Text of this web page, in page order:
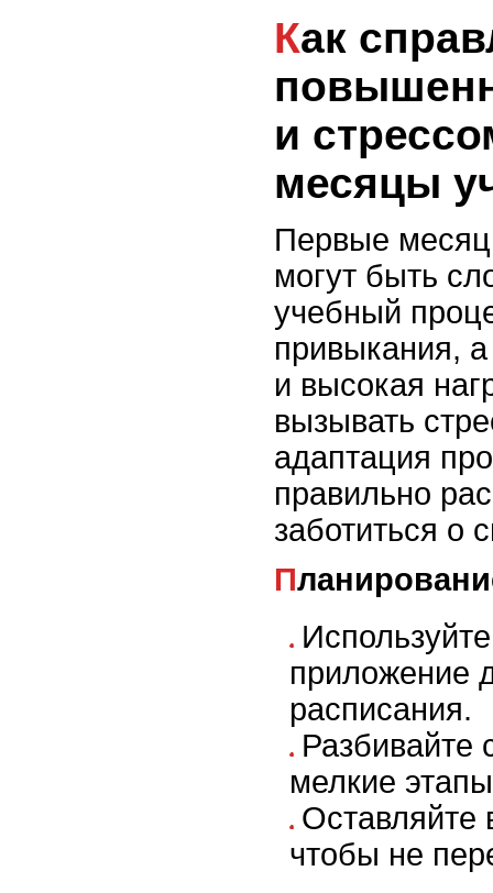
Как справляться с
и
месяцы
Первые
могут быть
учебный
привыкания,
и высокая
вызывать
адаптация
правильно
заботиться о
приложение
расписания.
Разбивайте
мелкие
Оставляйте
чтобы не